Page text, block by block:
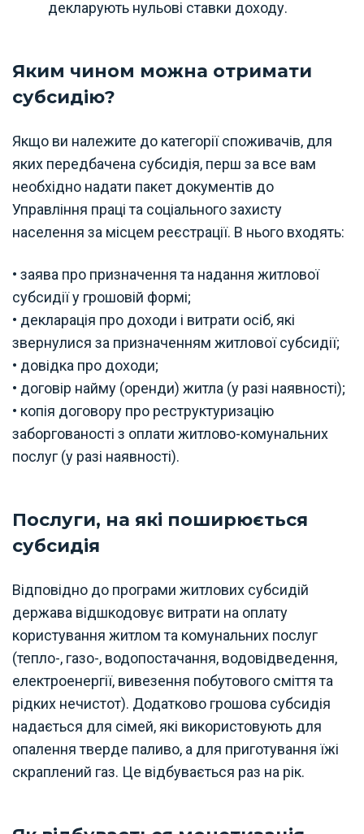
декларують нульові ставки доходу.
Яким чином можна отримати
субсидію?
Якщо ви належите до категорії споживачів, для
яких передбачена субсидія, перш за все вам
необхідно надати пакет документів до
Управління праці та соціального захисту
населення за місцем реєстрації. В нього входять:
• заява про призначення та надання житлової
субсидії у грошовій формі;
• декларація про доходи і витрати осіб, які
звернулися за призначенням житлової субсидії;
• довідка про доходи;
• договір найму (оренди) житла (у разі наявності);
• копія договору про реструктуризацію
заборгованості з оплати житлово-комунальних
послуг (у разі наявності).
Послуги, на які поширюється
субсидія
Відповідно до програми житлових субсидій
держава відшкодовує витрати на оплату
користування житлом та комунальних послуг
(тепло-, газо-, водопостачання, водовідведення,
електроенергії, вивезення побутового сміття та
рідких нечистот). Додатково грошова субсидія
надається для сімей, які використовують для
опалення тверде паливо, а для приготування їжі
скраплений газ. Це відбувається раз на рік.